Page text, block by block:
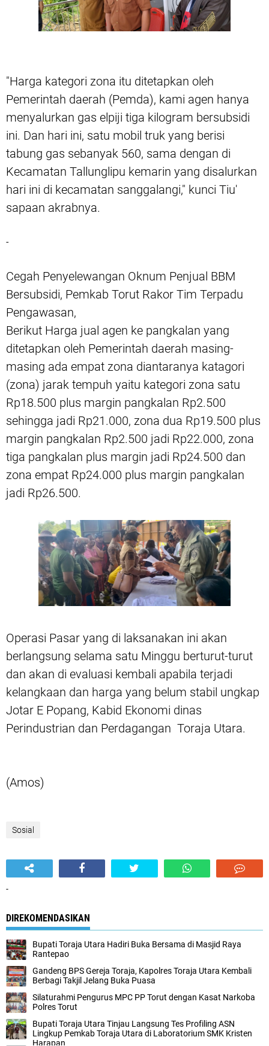
"Harga kategori zona itu ditetapkan oleh
Pemerintah daerah (Pemda), kami agen hanya
menyalurkan gas elpiji tiga kilogram bersubsidi
ini. Dan hari ini, satu mobil truk yang berisi
tabung gas sebanyak 560, sama dengan di
Kecamatan Tallunglipu kemarin yang disalurkan
hari ini di kecamatan sanggalangi," kunci Tiu'
sapaan akrabnya.
-
Cegah Penyelewangan Oknum Penjual BBM
Bersubsidi, Pemkab Torut Rakor Tim Terpadu
Pengawasan,
Berikut Harga jual agen ke pangkalan yang
ditetapkan oleh Pemerintah daerah masing-
masing ada empat zona diantaranya katagori
(zona) jarak tempuh yaitu kategori zona satu
Rp18.500 plus margin pangkalan Rp2.500
sehingga jadi Rp21.000, zona dua Rp19.500 plus
margin pangkalan Rp2.500 jadi Rp22.000, zona
tiga pangkalan plus margin jadi Rp24.500 dan
zona empat Rp24.000 plus margin pangkalan
jadi Rp26.500.
Operasi Pasar yang di laksanakan ini akan
berlangsung selama satu Minggu berturut-turut
dan akan di evaluasi kembali apabila terjadi
kelangkaan dan harga yang belum stabil ungkap
Jotar E Popang, Kabid Ekonomi dinas
Perindustrian dan Perdagangan Toraja Utara.
(Amos)
Sosial
-
DIREKOMENDASIKAN
Bupati Toraja Utara Hadiri Buka Bersama di Masjid Raya
Rantepao
Gandeng BPS Gereja Toraja, Kapolres Toraja Utara Kembali
Berbagi Takjil Jelang Buka Puasa
Silaturahmi Pengurus MPC PP Torut dengan Kasat Narkoba
Polres Torut
Bupati Toraja Utara Tinjau Langsung Tes Profiling ASN
Lingkup Pemkab Toraja Utara di Laboratorium SMK Kristen
Harapan